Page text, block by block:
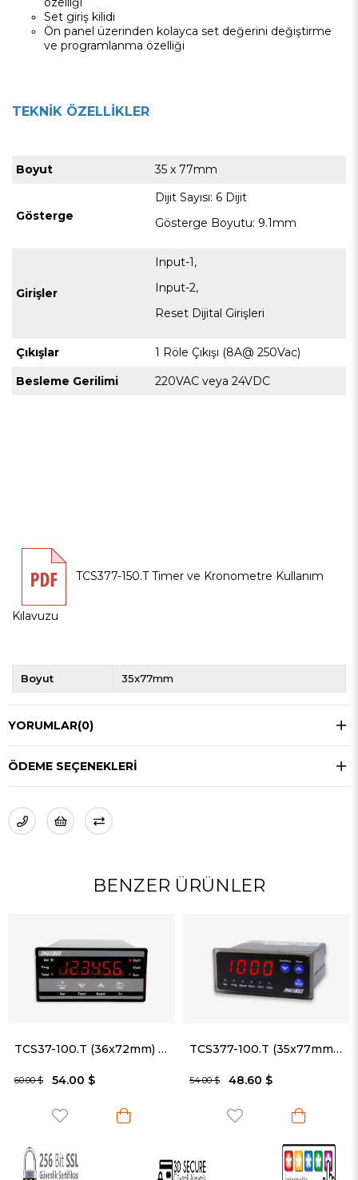
Set giriş kilidi
Ön panel üzerinden kolayca set değerini değiştirme
ve programlanma özelliği
TEKNİK ÖZELLİKLER
Boyut 35 x 77mm
Gösterge
Dijit Sayısı: 6 Dijit
Gösterge Boyutu: 9.1mm
Girişler
Input-1,
Input-2,
Reset Dijital Girişleri
Çıkışlar
1 Röle Çıkışı (8A@ 250Vac)
Besleme Gerilimi
220VAC veya 24VDC
TCS377-150.T Timer ve Kronometre Kullanım
Kılavuzu
Boyut 35x77mm
YORUMLAR(0)
ÖDEME SEÇENEKLERI
BENZER ÜRÜNLER
TCS37-100.T (36x72mm) Timer ve Kronometre TCS377-100.T (35x77mm) Timer ve Kronometre
54.00 $ 66.00 $